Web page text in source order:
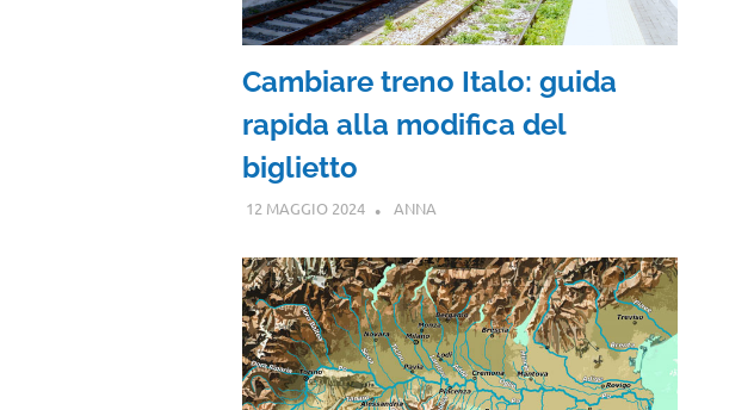
Cambiare treno Italo: guida
rapida alla modifica del
biglietto
12 MAGGIO 2024 ANNA